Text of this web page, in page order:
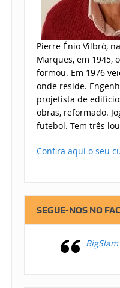
Pierre Énio Vilbró,
Marques, em 1945,
formou. Em 1976
onde reside.
projetista de
obras, reformado.
futebol. Tem três
Confira aqui o seu
SEGUE-NOS NO
BigSlam